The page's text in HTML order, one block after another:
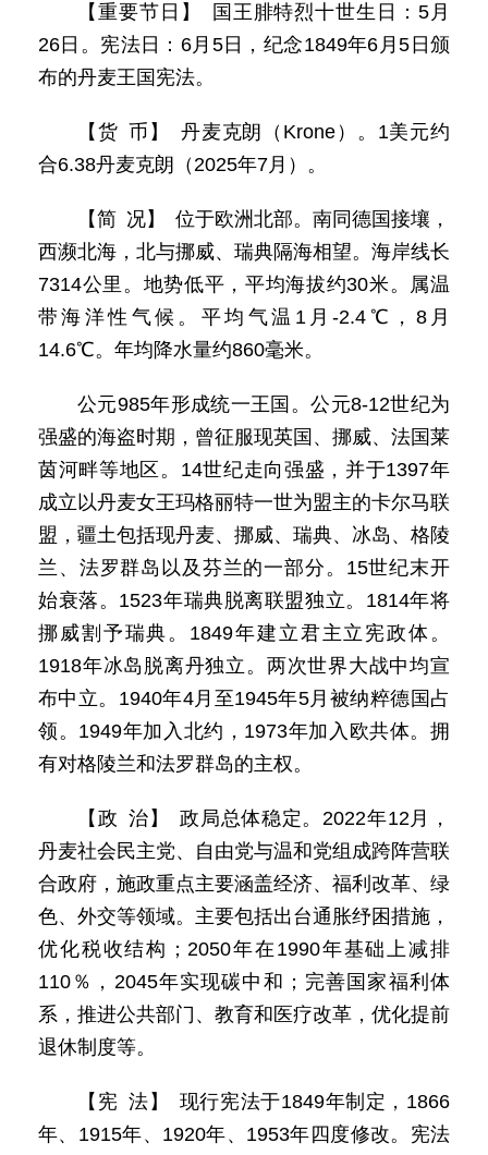
【重要节日】 国王腓特烈十世生日：5月
26日。宪法日：6月5日，纪念1849年6月5日颁
布的丹麦王国宪法。
【货 币】 丹麦克朗（Krone）。1美元约
合6.38丹麦克朗（2025年7月）。
【简 况】 位于欧洲北部。南同德国接壤，
西濒北海，北与挪威、瑞典隔海相望。海岸线长
7314公里。地势低平，平均海拔约30米。属温
带海洋性气候。平均气温1月-2.4℃，8月
14.6℃。年均降水量约860毫米。
公元985年形成统一王国。公元8-12世纪为
强盛的海盗时期，曾征服现英国、挪威、法国莱
茵河畔等地区。14世纪走向强盛，并于1397年
成立以丹麦女王玛格丽特一世为盟主的卡尔马联
盟，疆土包括现丹麦、挪威、瑞典、冰岛、格陵
兰、法罗群岛以及芬兰的一部分。15世纪末开
始衰落。1523年瑞典脱离联盟独立。1814年将
挪威割予瑞典。1849年建立君主立宪政体。
1918年冰岛脱离丹独立。两次世界大战中均宣
布中立。1940年4月至1945年5月被纳粹德国占
领。1949年加入北约，1973年加入欧共体。拥
有对格陵兰和法罗群岛的主权。
【政 治】 政局总体稳定。2022年12月，
丹麦社会民主党、自由党与温和党组成跨阵营联
合政府，施政重点主要涵盖经济、福利改革、绿
色、外交等领域。主要包括出台通胀纾困措施，
优化税收结构；2050年在1990年基础上减排
110％，2045年实现碳中和；完善国家福利体
系，推进公共部门、教育和医疗改革，优化提前
退休制度等。
【宪 法】 现行宪法于1849年制定，1866
年、1915年、1920年、1953年四度修改。宪法